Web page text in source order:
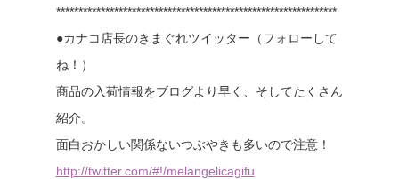
***************************************************************
●カナコ店長のきまぐれツイッター（フォローして
ね！）
商品の入荷情報をブログより早く、そしてたくさん
紹介。
面白おかしい関係ないつぶやきも多いので注意！
http://twitter.com/#!/melangelicagifu